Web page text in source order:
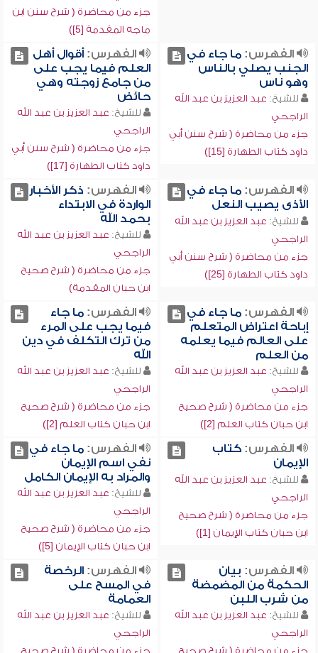
جزء من محاضرة ( شرح سنن ابن
ماجه المقدمة [5])
الفهرس:ما جاء في
الجنب يصلي بالناس
وهو ناس
للشيخ: عبد العزيز بن عبد الله
الراجحي
جزء من محاضرة ( شرح سنن أبي
داود كتاب الطهارة [15])
الفهرس:أقوال أهل
العلم فيما يجب على
من جامع زوجته وهي
حائض
للشيخ: عبد العزيز بن عبد الله
الراجحي
جزء من محاضرة ( شرح سنن أبي
داود كتاب الطهارة [17])
الفهرس:ما جاء في
الأذى يصيب النعل
للشيخ: عبد العزيز بن عبد الله
الراجحي
جزء من محاضرة ( شرح سنن أبي
داود كتاب الطهارة [25])
الفهرس: ذكر الأخبار
الواردة في الابتداء
بحمد الله
للشيخ: عبد العزيز بن عبد الله
الراجحي
جزء من محاضرة ( شرح صحيح
ابن حبان المقدمة)
الفهرس:ما جاء في
إباحة اعتراض المتعلم
على العالم فيما يعلمه
من العلم
للشيخ: عبد العزيز بن عبد الله
الراجحي
جزء من محاضرة ( شرح صحيح
ابن حبان كتاب العلم [2])
الفهرس:ما جاء
فيما يجب على المرء
من ترك التكلف في دين
الله
للشيخ: عبد العزيز بن عبد الله
الراجحي
جزء من محاضرة ( شرح صحيح
ابن حبان كتاب العلم [2])
الفهرس:كتاب
الإيمان
للشيخ: عبد العزيز بن عبد الله
الراجحي
جزء من محاضرة ( شرح صحيح
ابن حبان كتاب الإيمان [1])
الفهرس:ما جاء في
نفي اسم الإيمان
والمراد به الإيمان الكامل
للشيخ: عبد العزيز بن عبد الله
الراجحي
جزء من محاضرة ( شرح صحيح
ابن حبان كتاب الإيمان [5])
الفهرس: بيان
الحكمة من المضمضة
من شرب اللبن
للشيخ: عبد العزيز بن عبد الله
الراجحي
جزء من محاضرة ( شرح صحيح
الفهرس:الرخصة
في المسح على
العمامة
للشيخ: عبد العزيز بن عبد الله
الراجحي
جزء من محاضرة ( شرح صحيح